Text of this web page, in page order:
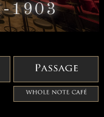
1903